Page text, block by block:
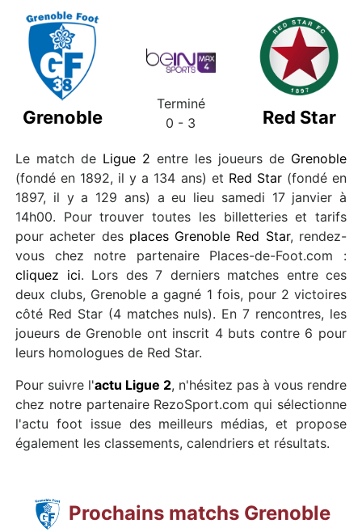
Grenoble
Terminé
0 - 3
Red Star
Le match de Ligue 2 entre les joueurs de Grenoble
(fondé en 1892, il y a 134 ans) et Red Star(fondé en
1897, il y a 129 ans) a eu lieu samedi 17 janvier à
14h00. Pour trouver toutes les billetteries et tarifs
pour acheter des places Grenoble Red Star, rendez-
vous chez notre partenaire Places-de-Foot.com :
cliquez ici. Lors des 7 derniers matches entre ces
deux clubs, Grenoble a gagné 1 fois, pour 2 victoires
côté Red Star (4 matches nuls). En 7 rencontres, les
joueurs de Grenoble ont inscrit 4 buts contre 6 pour
leurs homologues de Red Star.
Pour suivre l'actu Ligue 2, n'hésitez pas à vous rendre
chez notre partenaire RezoSport.com qui sélectionne
l'actu foot issue des meilleurs médias, et propose
également les classements, calendriers et résultats.
Prochains matchs Grenoble